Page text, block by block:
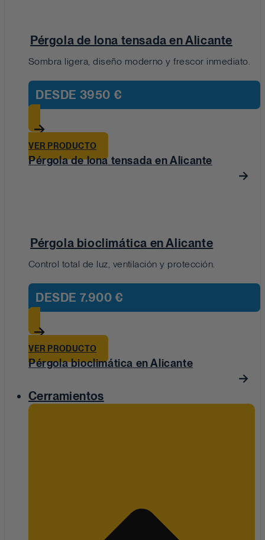
Pérgola de lona tensada en Alicante
Sombra ligera, diseño moderno y frescor inmediato.
DESDE 3950 €
VER PRODUCTO
Pérgola de lona tensada en Alicante
Pérgola bioclimática en Alicante
Control total de luz, ventilación y protección.
DESDE 7.900 €
VER PRODUCTO
Pérgola bioclimática en Alicante
Cerramientos